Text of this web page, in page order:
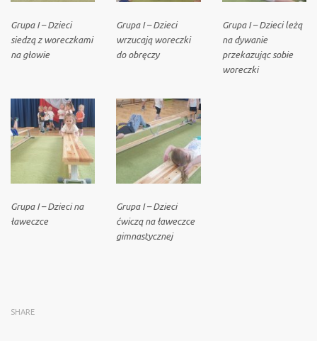
Grupa I – Dzieci
siedzą z woreczkami
na głowie
Grupa I – Dzieci
wrzucają woreczki
do obręczy
Grupa I – Dzieci leżą
na dywanie
przekazując sobie
woreczki
Grupa I – Dzieci na
ławeczce
Grupa I – Dzieci
ćwiczą na ławeczce
gimnastycznej
SHARE